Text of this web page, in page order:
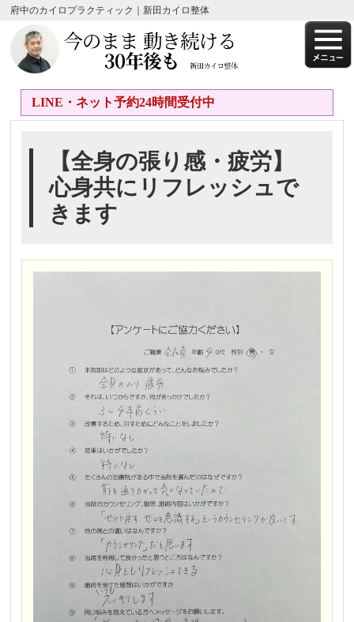
府中のカイロプラクティック｜新田カイロ整体
LINE・ネット予約24時間受付中
【全身の張り感・疲労】
心身共にリフレッシュで
きます